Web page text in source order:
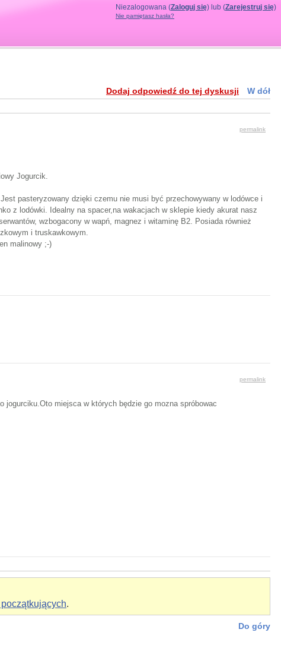
Niezalogowana (Zaloguj się) lub (Zarejestruj się)
Nie pamiętasz hasła?
Dodaj odpowiedź do tej dyskusji
W dół
permalink
Jogurcik.
pasteryzowany dzięki czemu nie musi być przechowywany w lodówce i
z lodówki. Idealny na spacer,na wakacjach w sklepie kiedy akurat nasz
wzbogacony w wapń, magnez i witaminę B2. Posiada również
i truskawkowym.
malinowy ;-)
permalink
jogurciku.Oto miejsca w których będzie go mozna spróbowac
początkujących.
Do góry